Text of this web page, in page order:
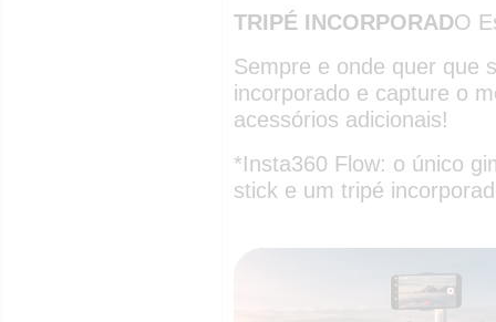
TRIPÉ INCORPORADO
Sempre e onde quer que
incorporado e capture o
acessórios adicionais!
*Insta360 Flow: o único
stick e um tripé